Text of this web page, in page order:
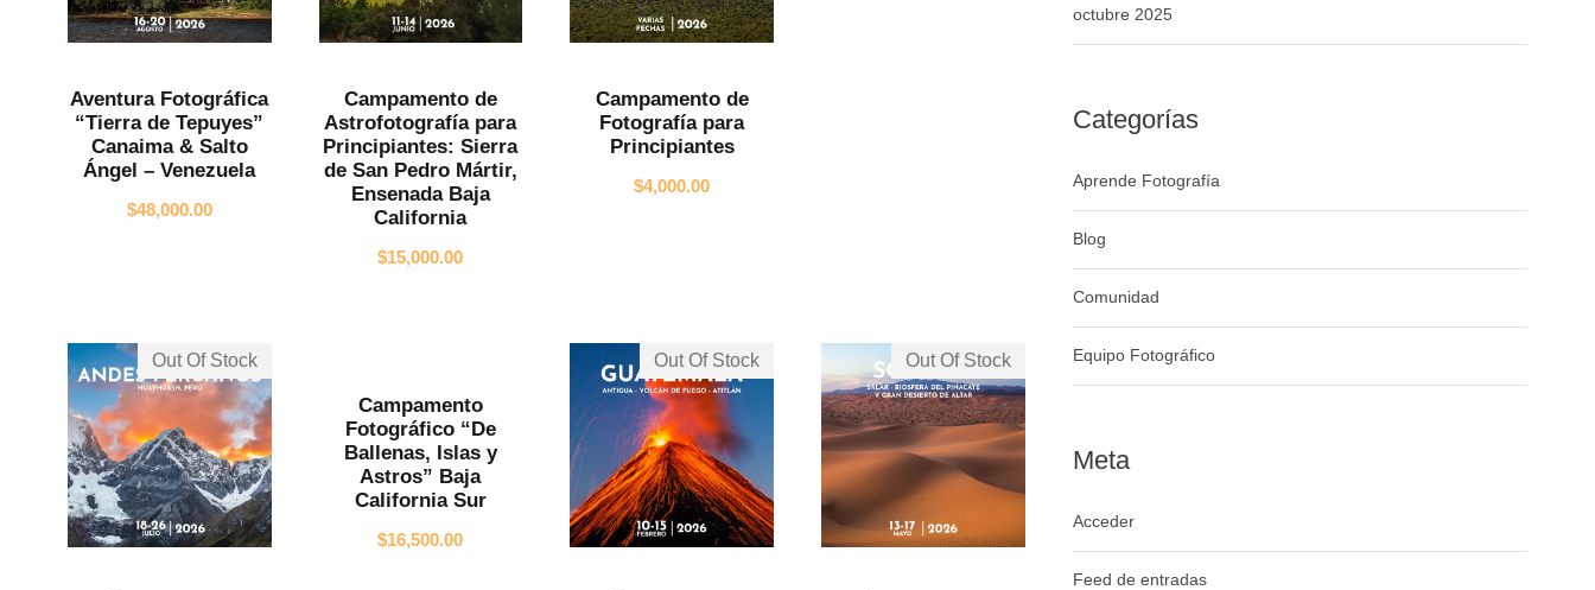
Aventura Fotográfica
“Tierra de Tepuyes”
Canaima & Salto
Ángel – Venezuela
$48,000.00
Campamento de
Astrofotografía para
Principiantes: Sierra
de San Pedro Mártir,
Ensenada Baja
California
$15,000.00
Campamento de
Fotografía para
Principiantes
$4,000.00
Out Of Stock
Campamento
Fotográfico “De
Ballenas, Islas y
Astros” Baja
California Sur
$16,500.00
Out Of Stock Out Of Stock
octubre 2025
Categorías
Aprende Fotografía
Blog
Comunidad
Equipo Fotográfico
Meta
Acceder
Feed de entradas